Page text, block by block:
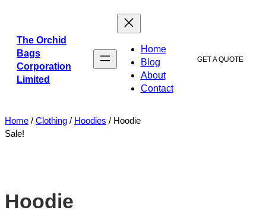
The Orchid
Bags
Corporation
Limited
Home
Blog
About
Contact
GET A QUOTE
Home / Clothing / Hoodies / Hoodie
Sale!
Hoodie